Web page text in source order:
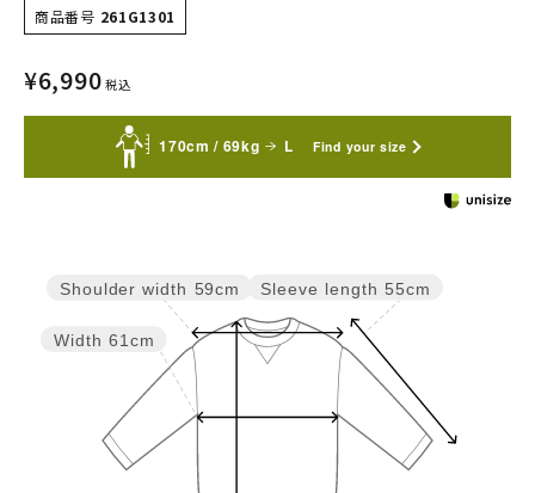
商品番号 261G1301
¥6,990 税込
170cm / 69kg L Find your size
Sleeve length 55cm
Width 61cm
Shoulder width 59cm